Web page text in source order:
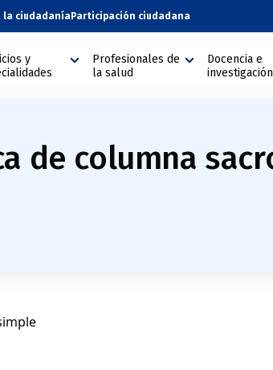
la ciudadanía Participación ciudadana
y
Profesionales de
la salud
Docencia e
investigación
de columna